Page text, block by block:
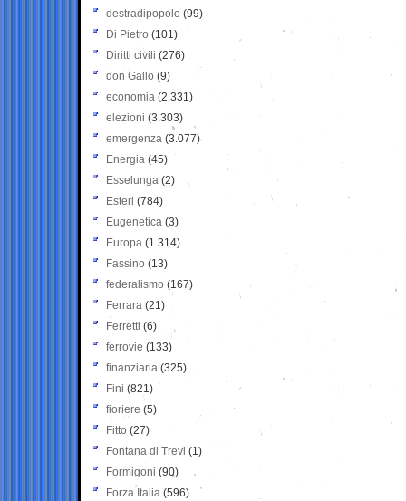
destradipopolo (99)
Di Pietro (101)
Diritti civili (276)
don Gallo (9)
economia (2.331)
elezioni (3.303)
emergenza (3.077)
Energia (45)
Esselunga (2)
Esteri (784)
Eugenetica (3)
Europa (1.314)
Fassino (13)
federalismo (167)
Ferrara (21)
Ferretti (6)
ferrovie (133)
finanziaria (325)
Fini (821)
fioriere (5)
Fitto (27)
Fontana di Trevi (1)
Formigoni (90)
Forza Italia (596)